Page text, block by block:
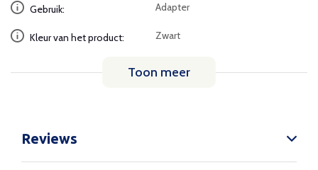
Gebruik: Adapter
Kleur van het product: Zwart
Toon meer
Reviews